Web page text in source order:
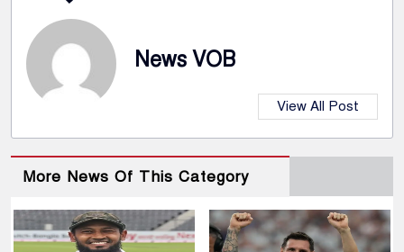
News VOB
View All Post
More News Of This Category